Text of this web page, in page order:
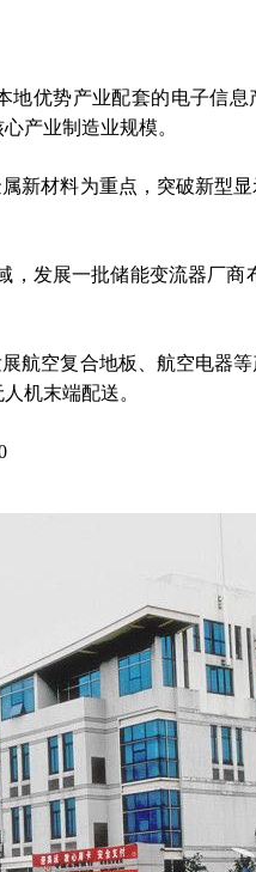
地优势产业配套的电子信
产业制造业规模。
新材料为重点，突破新型
发展一批储能变流器厂商
航空复合地板、航空电器等
机末端配送。